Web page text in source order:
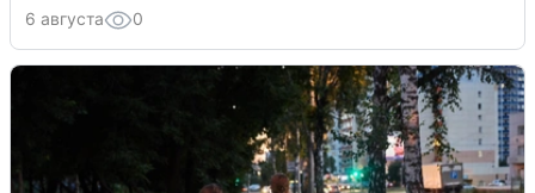
6 августа 0